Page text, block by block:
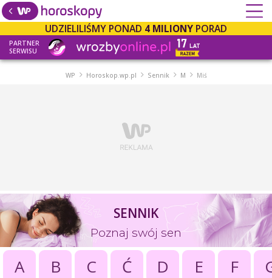
UDZIELILIŚMY PONAD 4 MILIONY PORAD
PARTNER
SERWISU
WP Horoskop.wp.pl Sennik M Miś
SENNIK
Poznaj swój sen
A B C Ć D E F